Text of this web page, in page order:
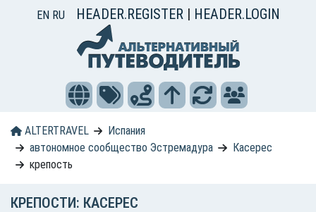
EN RU HEADER.REGISTER | HEADER.LOGIN
ALTERTRAVEL
Испания
автономное сообщество Эстремадура
Касерес
крепость
КРЕПОСТИ: КАСЕРЕС